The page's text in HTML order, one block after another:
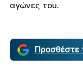
αγώνες του.
Προσθέστε